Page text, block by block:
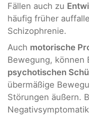
Fällen auch zu
häufig früher
Schizophrenie.
Auch motorische
Bewegung, können
psychotischen
übermäßige
Störungen äußern.